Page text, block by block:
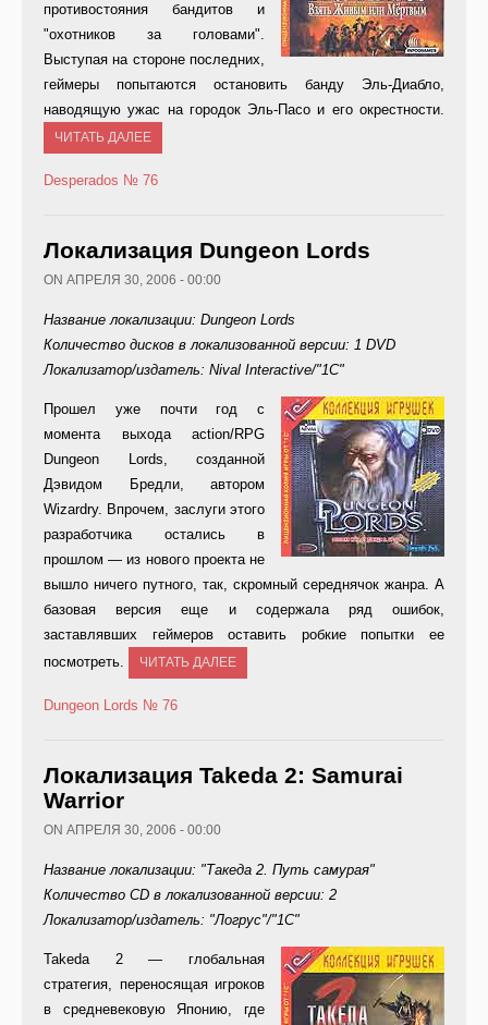
противостояния бандитов и
"охотников за головами".
Выступая на стороне последних,
геймеры попытаются остановить банду Эль-Диабло,
наводящую ужас на городок Эль-Пасо и его окрестности.
ЧИТАТЬ ДАЛЕЕ
Desperados № 76
Локализация Dungeon Lords
ON АПРЕЛЯ 30, 2006 - 00:00
Название локализации: Dungeon Lords
Количество дисков в локализованной версии: 1 DVD
Локализатор/издатель: Nival Interactive/"1С"
Прошел уже почти год с
момента выхода action/RPG
Dungeon Lords, созданной
Дэвидом Бредли, автором
Wizardry. Впрочем, заслуги этого
разработчика остались в
прошлом — из нового проекта не
вышло ничего путного, так, скромный середнячок жанра. А
базовая версия еще и содержала ряд ошибок,
заставлявших геймеров оставить робкие попытки ее
посмотреть.
ЧИТАТЬ ДАЛЕЕ
Dungeon Lords № 76
Локализация Takeda 2: Samurai
Warrior
ON АПРЕЛЯ 30, 2006 - 00:00
Название локализации: "Такеда 2. Путь самурая"
Количество CD в локализованной версии: 2
Локализатор/издатель: "Логрус"/"1С"
Takeda 2 — глобальная
стратегия, переносящая игроков
в средневековую Японию, где